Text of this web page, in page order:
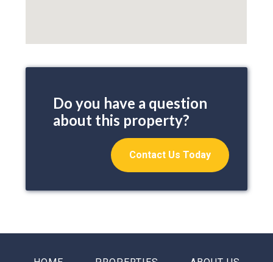
Do you have a question
about this property?
Contact Us Today